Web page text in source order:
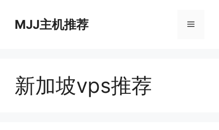
MJJ主机推荐 菜
新加坡vps推荐